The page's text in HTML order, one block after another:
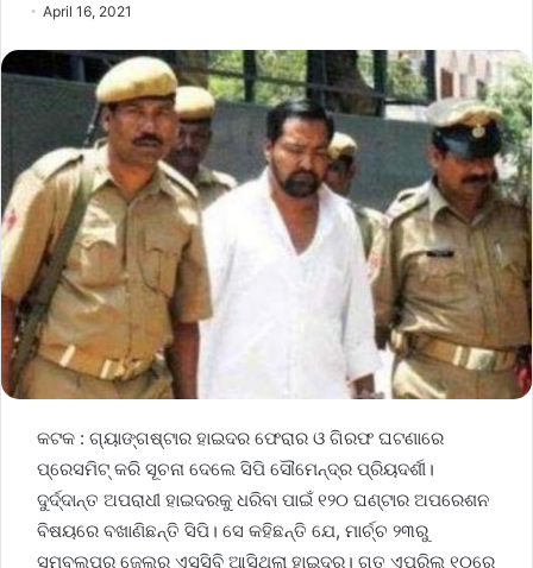
April 16, 2021
କଟକ : ଗ୍ୟାଙ୍ଗଷ୍ଟାର ହାଇଦର ଫେରାର ଓ ଗିରଫ ଘଟଣାରେ
ପ୍ରେସମିଟ୍ କରି ସୂଚନା ଦେଲେ ସିପି ସୌମେନ୍ଦ୍ର ପ୍ରିୟଦର୍ଶୀ।
ଦୁର୍ଦ୍ଦାନ୍ତ ଅପରାଧୀ ହାଇଦରକୁ ଧରିବା ପାଇଁ ୧୨୦ ଘଣ୍ଟାର ଅପରେଶନ
ବିଷୟରେ ବଖାଣିଛନ୍ତି ସିପି। ସେ କହିଛନ୍ତି ଯେ, ମାର୍ଚ୍ଚ ୨୩ରୁ
ସମ୍ବଲପୁର ଜେଲରୁ ଏସସିବି ଆସିଥିଲା ହାଇଦର୍। ଗତ ଏପ୍ରିଲ ୧୦ରେ